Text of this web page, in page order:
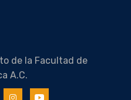
de la Facultad de
A.C.